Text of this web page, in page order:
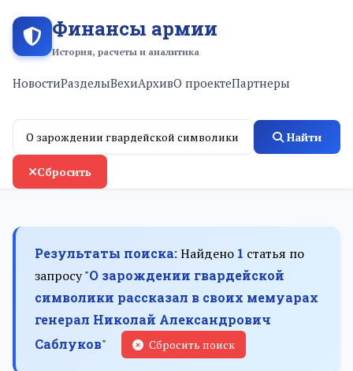
Финансы армии
История, расчеты и аналитика
НовостиРазделыВехиАрхивО проектеПартнеры
Найти
Сбросить
Результаты поиска:Найдено 1 статья по
запросу "О зарождении гвардейской
символики рассказал в своих мемуарах
генерал Николай Александрович
Саблуков" Сбросить поиск